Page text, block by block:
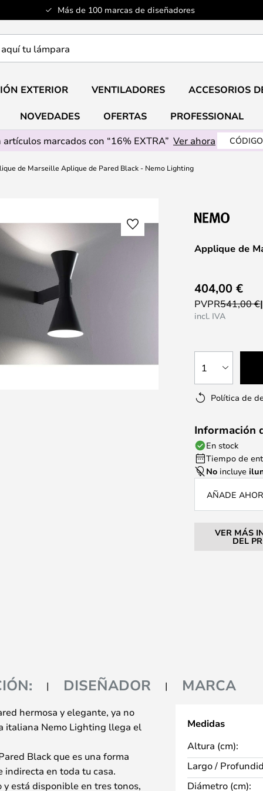
Más de 100 marcas de diseñadores
EXTERIOR VENTILADORES ACCESORIOS
NOVEDADES OFERTAS
PROFESSIONAL
artículos marcados con “16% EXTRA” Ver ahora
de Marseille Aplique de Pared Black - Nemo Lighting
Applique de
404,00 €
PVPR541,00 €
incl. IVA
1
Política de
Información
En stock
Tiempo de
No incluye
AÑADE
VER MÁS
DEL
DISEÑADOR MARCA
hermosa y elegante, ya no
italiana Nemo Lighting llega el
Black que es una forma
en toda tu casa.
está disponible en tres tonos,
Medidas
Altura (cm):
Largo /
Diámetro (cm):